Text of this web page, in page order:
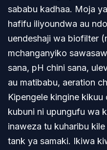
sababu kadhaa. Moja
hafifu iliyoundwa au
uendeshaji wa biofilter
mchanganyiko
sana, pH chini sana,
au matibabu, aeration
Kipengele kingine
kubuni ni upungufu wa
inaweza tu kuharibu
tank ya samaki. Ikiwa